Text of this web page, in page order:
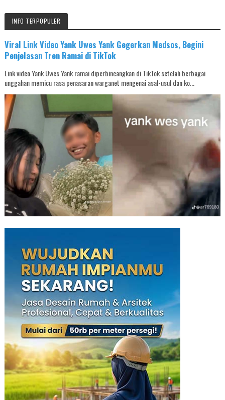
INFO TERPOPULER
Viral Link Video Yank Uwes Yank Gegerkan Medsos, Begini
Penjelasan Tren Ramai di TikTok
Link video Yank Uwes Yank ramai diperbincangkan di TikTok setelah berbagai
unggahan memicu rasa penasaran warganet mengenai asal-usul dan ko...